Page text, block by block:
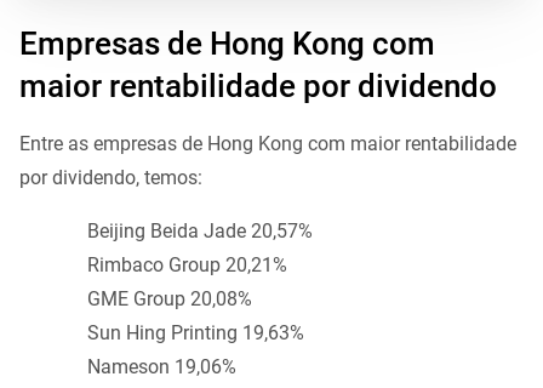
Empresas de Hong Kong com
maior rentabilidade por dividendo
Entre as empresas de Hong Kong com maior rentabilidade
por dividendo, temos:
Beijing Beida Jade 20,57%
Rimbaco Group 20,21%
GME Group 20,08%
Sun Hing Printing 19,63%
Nameson 19,06%